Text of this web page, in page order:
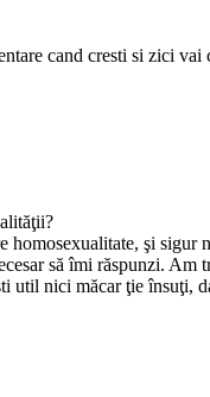
cand cresti si zici
şi sigur
să îmi răspunzi. Am
util nici măcar ţie însuţi,